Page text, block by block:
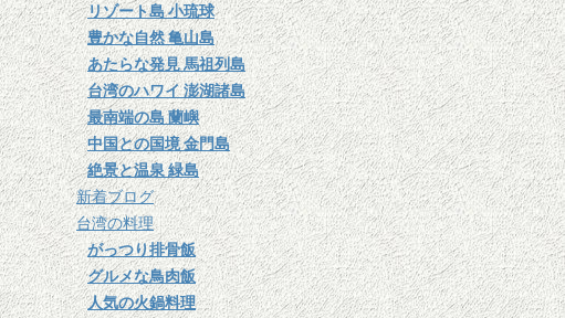
リゾート島 小琉球
豊かな自然 亀山島
あたらな発見 馬祖列島
台湾のハワイ 澎湖諸島
最南端の島 蘭嶼
中国との国境 金門島
絶景と温泉 緑島
新着ブログ
台湾の料理
がっつり排骨飯
グルメな鳥肉飯
人気の火鍋料理